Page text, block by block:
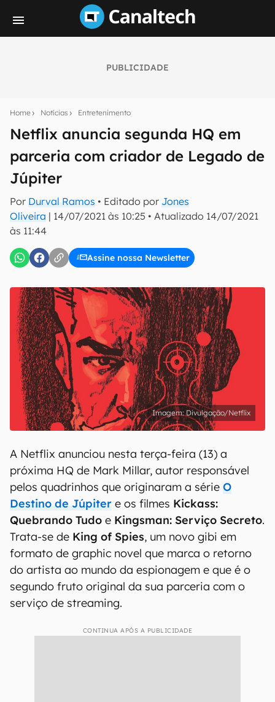
PUBLICIDADE
Home Notícias Entretenimento
Netflix anuncia segunda HQ em
parceria com criador de Legado de
Júpiter
Por Durval Ramos • Editado por Jones
Oliveira | 14/07/2021 às 10:25 • Atualizado 14/07/2021
às 11:44
Assine nossa Newsletter
notícias e reviews sobre tecnologia em primeira
mão.
E-mail
inscreva-se
Uso e Política de Privacidade do Canaltech.
Divulgação/Netflix
A Netflix anunciou nesta terça-feira (13) a
próxima HQ de Mark Millar, autor responsável
pelos quadrinhos que originaram a série O
Destino de Júpiter e os filmes Kickass:
Quebrando Tudo e Kingsman: Serviço Secreto.
Trata-se de King of Spies, um novo gibi em
formato de graphic novel que marca o retorno
do artista ao mundo da espionagem e que é o
segundo fruto original da sua parceria com o
serviço de streaming.
CONTINUA APÓS A PUBLICIDADE